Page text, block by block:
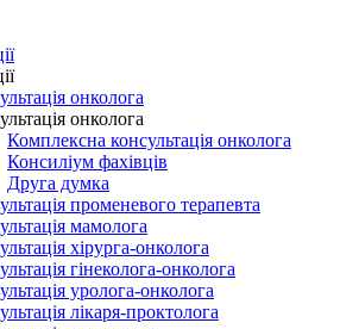
онколога
онколога
Комплексна консультація онколога
Консиліум фахівців
Друга думка
променевого терапевта
мамолога
хірурга-онколога
гінеколога-онколога
уролога-онколога
лікаря-проктолога